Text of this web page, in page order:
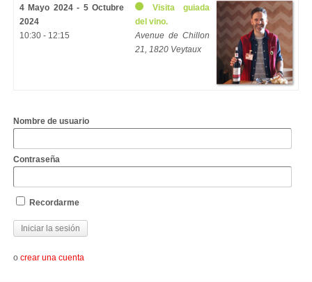
4 Mayo 2024 - 5 Octubre
2024
10:30 - 12:15
Visita guiada
del vino.
Avenue de Chillon
21, 1820 Veytaux
Nombre de usuario
Contraseña
Recordarme
o crear una cuenta